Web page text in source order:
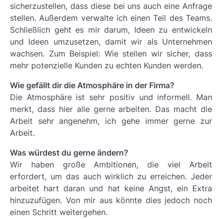
sicherzustellen, dass diese bei uns auch eine Anfrage
stellen. Außerdem verwalte ich einen Teil des Teams.
Schließlich geht es mir darum, Ideen zu entwickeln
und Ideen umzusetzen, damit wir als Unternehmen
wachsen. Zum Beispiel: Wie stellen wir sicher, dass
mehr potenzielle Kunden zu echten Kunden werden.
Wie gefällt dir die Atmosphäre in der Firma?
Die Atmosphäre ist sehr positiv und informell. Man
merkt, dass hier alle gerne arbeiten. Das macht die
Arbeit sehr angenehm, ich gehe immer gerne zur
Arbeit.
Was würdest du gerne ändern?
Wir haben große Ambitionen, die viel Arbeit
erfordert, um das auch wirklich zu erreichen. Jeder
arbeitet hart daran und hat keine Angst, ein Extra
hinzuzufügen. Von mir aus könnte dies jedoch noch
einen Schritt weitergehen.